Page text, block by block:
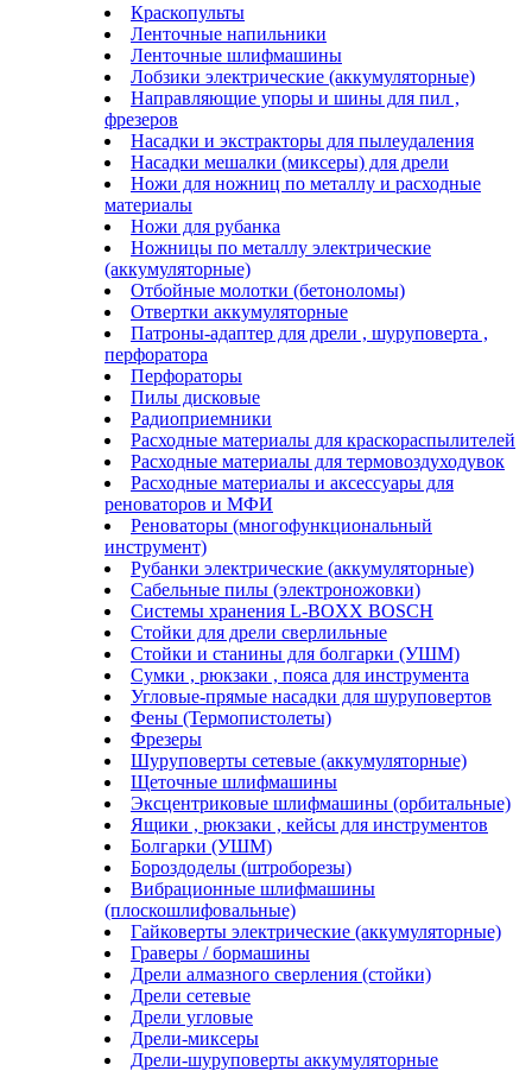
Краскопульты
Ленточные напильники
Ленточные шлифмашины
Лобзики электрические (аккумуляторные)
Направляющие упоры и шины для пил ,
фрезеров
Насадки и экстракторы для пылеудаления
Насадки мешалки (миксеры) для дрели
Ножи для ножниц по металлу и расходные
материалы
Ножи для рубанка
Ножницы по металлу электрические
(аккумуляторные)
Отбойные молотки (бетоноломы)
Отвертки аккумуляторные
Патроны-адаптер для дрели , шуруповерта ,
перфоратора
Перфораторы
Пилы дисковые
Радиоприемники
Расходные материалы для краскораспылителей
Расходные материалы для термовоздуходувок
Расходные материалы и аксессуары для
реноваторов и МФИ
Реноваторы (многофункциональный
инструмент)
Рубанки электрические (аккумуляторные)
Сабельные пилы (электроножовки)
Системы хранения L-BOXX BOSCH
Стойки для дрели сверлильные
Стойки и станины для болгарки (УШМ)
Сумки , рюкзаки , пояса для инструмента
Угловые-прямые насадки для шуруповертов
Фены (Термопистолеты)
Фрезеры
Шуруповерты сетевые (аккумуляторные)
Щеточные шлифмашины
Эксцентриковые шлифмашины (орбитальные)
Ящики , рюкзаки , кейсы для инструментов
Болгарки (УШМ)
Бороздоделы (штроборезы)
Вибрационные шлифмашины
(плоскошлифовальные)
Гайковерты электрические (аккумуляторные)
Граверы / бормашины
Дрели алмазного сверления (стойки)
Дрели сетевые
Дрели угловые
Дрели-миксеры
Дрели-шуруповерты аккумуляторные